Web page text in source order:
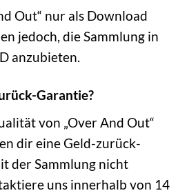
Out“ nur als Download
jedoch, die Sammlung in
anzubieten.
Garantie?
von „Over And Out“
dir eine Geld-zurück-
der Sammlung nicht
uns innerhalb von 14